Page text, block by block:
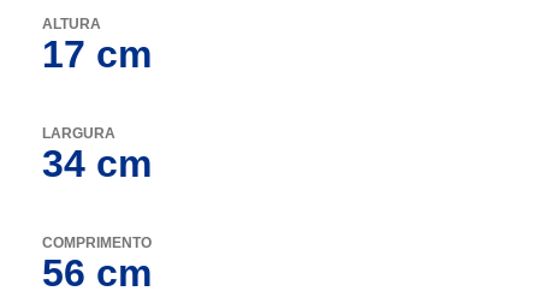
ALTURA
17 cm
LARGURA
34 cm
COMPRIMENTO
56 cm